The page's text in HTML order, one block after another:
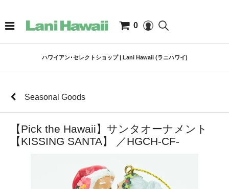
0
ハワイアン･セレクトショップ | Lani Hawaii (ラニハワイ)
Seasonal Goods
【Pick the Hawaii】サンタオーナメント
【KISSING SANTA】 ／HGCH-CF-